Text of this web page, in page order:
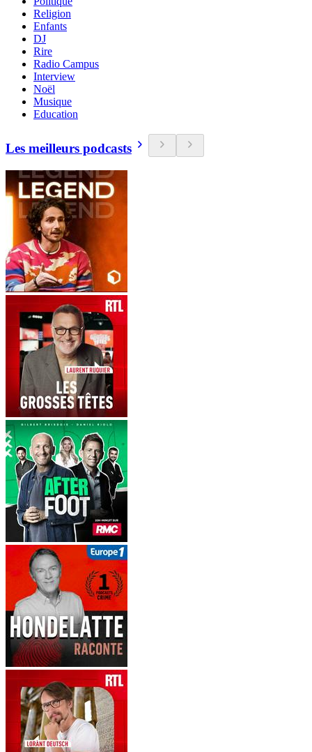
Religion
Enfants
DJ
Rire
Radio Campus
Interview
Noël
Musique
Education
Les meilleurs podcasts